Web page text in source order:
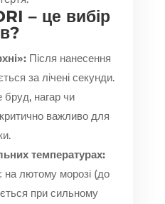
– це вибір
Після нанесення
за лічені секунди.
нагар чи
важливо для
температурах:
на лютому морозі (до
при сильному